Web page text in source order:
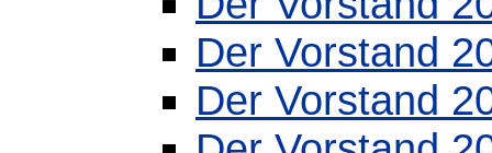
Der Vorstand
Der Vorstand